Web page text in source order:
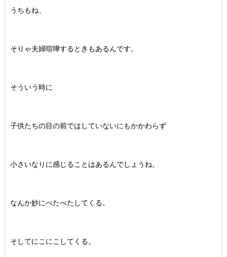
うちもね、
そりゃ夫婦喧嘩するときもあるんです。
そういう時に
子供たちの目の前ではしていないにもかかわらず
小さいなりに感じることはあるんでしょうね。
なんか妙にべたべたしてくる。
そしてにこにこしてくる。